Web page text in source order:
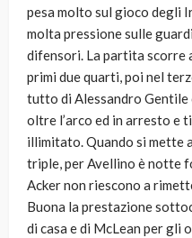
pesa molto sul gioco degli
molta pressione sulle
difensori. La partita scorre
primi due quarti, poi nel
tutto di Alessandro Gentile
oltre l’arco ed in arresto e
illimitato. Quando si mette
triple, per Avellino è notte
Acker non riescono a
Buona la prestazione
di casa e di McLean per gli